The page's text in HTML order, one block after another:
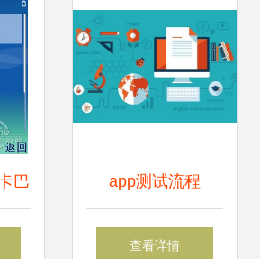
!
巴
体
app测试流程
查看详情